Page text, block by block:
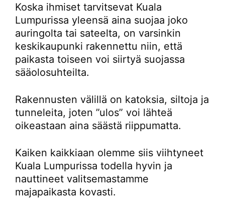
Koska ihmiset tarvitsevat Kuala
Lumpurissa yleensä aina suojaa joko
auringolta tai sateelta, on varsinkin
keskikaupunki rakennettu niin, että
paikasta toiseen voi siirtyä suojassa
sääolosuhteilta.
Rakennusten välillä on katoksia, siltoja ja
tunneleita, joten ”ulos” voi lähteä
oikeastaan aina säästä riippumatta.
Kaiken kaikkiaan olemme siis viihtyneet
Kuala Lumpurissa todella hyvin ja
nauttineet valitsemastamme
majapaikasta kovasti.